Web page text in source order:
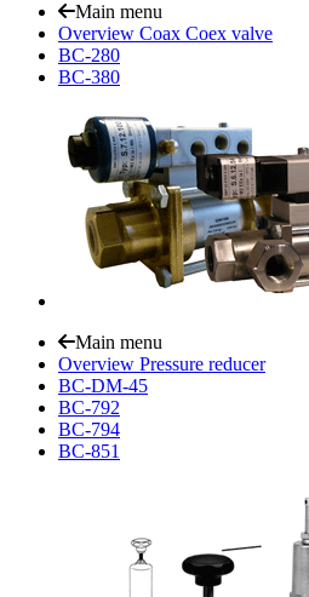
Main menu
Overview Coax Coex valve
BC-280
BC-380
Main menu
Overview Pressure reducer
BC-DM-45
BC-792
BC-794
BC-851